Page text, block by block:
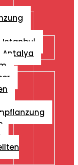
Istanbul
Antalya